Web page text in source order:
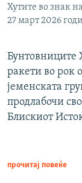
Хутите во знак
27 март 2026
Бунтовниците
ракети во рок
јеменската
продлабочи
Блискиот
прочитај повеќе